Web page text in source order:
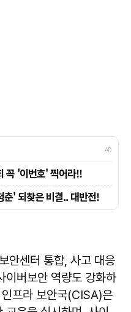
안센터 통합, 사고 대응
이버보안 역량도 강화하
프라 보안국(CISA)은